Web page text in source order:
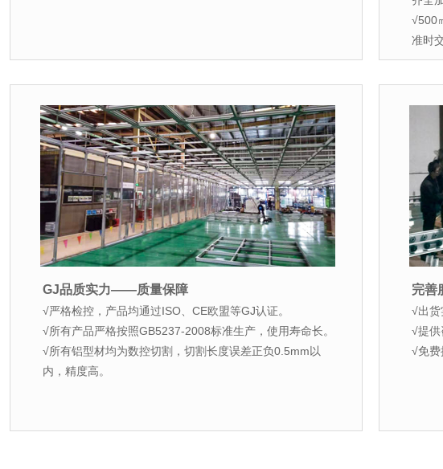
√500
准时
GJ品质实力——质量保障
√严格检控，产品均通过ISO、CE欧盟等GJ认证。
√所有产品严格按照GB5237-2008标准生产，使用寿命长。
√所有铝型材均为数控切割，切割长度误差正负0.5mm以
内，精度高。
完善
√出货
√提供
√免费